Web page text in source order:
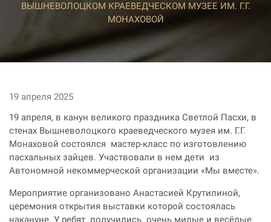
ВЫШНЕВОЛОЦКОМ КРАЕВЕДЧЕСКОМ МУЗЕЕ ИМ. Г.Г.
МОНАХОВОЙ
19 апреля 2025
19 апреля, в канун великого праздника Светлой Пасхи, в
стенах Вышневолоцкого краеведческого музея им. Г.Г.
Монаховой состоялся мастер-класс по изготовлению
пасхальных зайцев. Участвовали в нем дети из
Автономной некоммерческой организации «Мы вместе».
Мероприятие организовано Анастасией Крутилиной,
церемония открытия выставки которой состоялась
накануне. У ребят получились очень милые и весёлые